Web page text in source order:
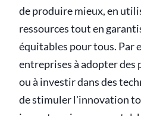
de produire mieux, en
ressources tout en
équitables pour tous. Par
entreprises à adopter des
ou à investir dans des
de stimuler l'innovation